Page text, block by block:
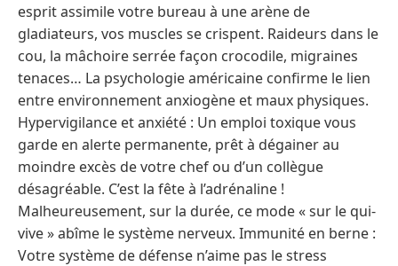
esprit assimile votre bureau à une arène de
gladiateurs, vos muscles se crispent. Raideurs dans le
cou, la mâchoire serrée façon crocodile, migraines
tenaces… La psychologie américaine confirme le lien
entre environnement anxiogène et maux physiques.
Hypervigilance et anxiété : Un emploi toxique vous
garde en alerte permanente, prêt à dégainer au
moindre excès de votre chef ou d’un collègue
désagréable. C’est la fête à l’adrénaline !
Malheureusement, sur la durée, ce mode « sur le qui-
vive » abîme le système nerveux. Immunité en berne :
Votre système de défense n’aime pas le stress